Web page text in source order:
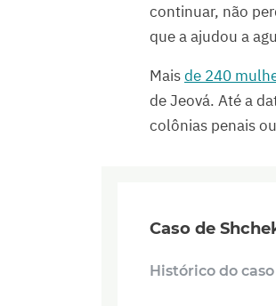
continuar, não
que a ajudou a
Maisde 240
de Jeová. Até a
colônias penais
Caso de
Histórico do caso